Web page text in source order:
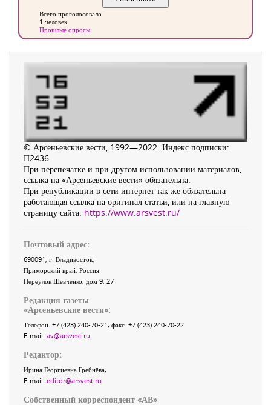
Всего проголосовало
1 человек
Прошлые опросы
© Арсеньевские вести, 1992—2022. Индекс подписки:
П2436
При перепечатке и при другом использовании материалов,
ссылка на «Арсеньевские вести» обязательна.
При републикации в сети интернет так же обязательна
работающая ссылка на оригинал статьи, или на главную
страницу сайта: https://www.arsvest.ru/
Почтовый адрес:
690091, г. Владивосток,
Приморский край, Россия
Переулок Шевченко, дом 9, 27
Редакция газеты
«Арсеньевские вести»:
Телефон: +7 (423) 240-70-21, факс: +7 (423) 240-70-22
E-mail: av@arsvest.ru
Редактор:
Ирина Георгиевна Гребнёва,
E-mail: editor@arsvest.ru
Собственный корреспондент «АВ»